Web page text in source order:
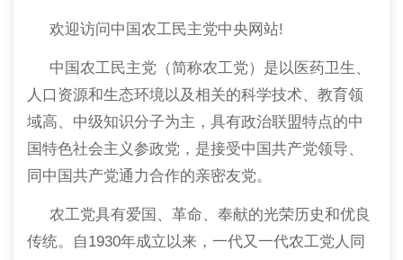
欢迎访问中国农工民主党中央网站!
中国农工民主党（简称农工党）是以医药卫生、
人口资源和生态环境以及相关的科学技术、教育领
域高、中级知识分子为主，具有政治联盟特点的中
国特色社会主义参政党，是接受中国共产党领导、
同中国共产党通力合作的亲密友党。
农工党具有爱国、革命、奉献的光荣历史和优良
传统。自1930年成立以来，一代又一代农工党人同